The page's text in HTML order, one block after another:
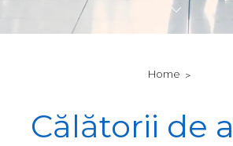
Home
Călătorii de